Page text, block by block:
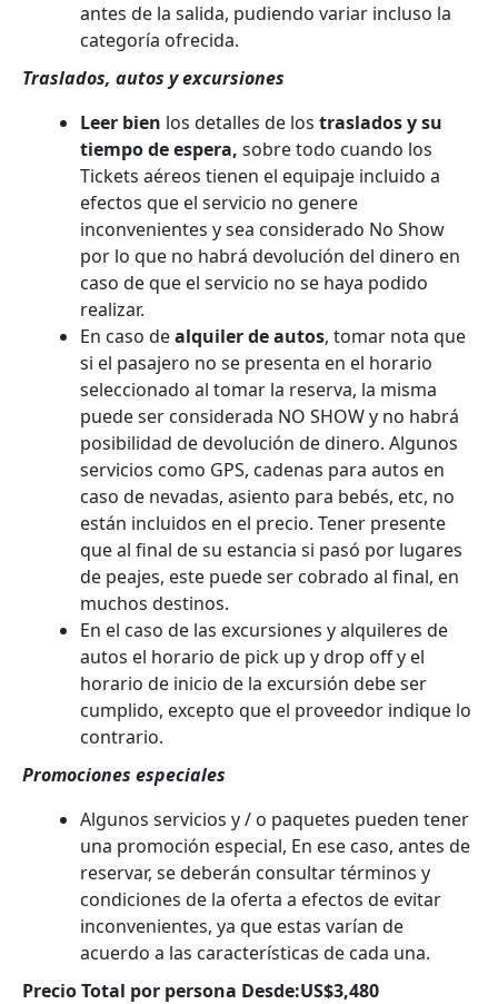
antes de la salida, pudiendo variar incluso la
categoría ofrecida.
Traslados, autos y excursiones
Leer bien los detalles de los traslados y su
tiempo de espera, sobre todo cuando los
Tickets aéreos tienen el equipaje incluido a
efectos que el servicio no genere
inconvenientes y sea considerado No Show
por lo que no habrá devolución del dinero en
caso de que el servicio no se haya podido
realizar.
En caso dealquiler de autos, tomar nota que
si el pasajero no se presenta en el horario
seleccionado al tomar la reserva, la misma
puede ser considerada NO SHOW y no habrá
posibilidad de devolución de dinero. Algunos
servicios como GPS, cadenas para autos en
caso de nevadas, asiento para bebés, etc, no
están incluidos en el precio. Tener presente
que al final de su estancia si pasó por lugares
de peajes, este puede ser cobrado al final, en
muchos destinos.
En el caso de las excursiones y alquileres de
autos el horario de pick up y drop off y el
horario de inicio de la excursión debe ser
cumplido, excepto que el proveedor indique lo
contrario.
Promociones especiales
Algunos servicios y / o paquetes pueden tener
una promoción especial, En ese caso, antes de
reservar, se deberán consultar términos y
condiciones de la oferta a efectos de evitar
inconvenientes, ya que estas varían de
acuerdo a las características de cada una.
Precio Total por persona Desde:US$3,480